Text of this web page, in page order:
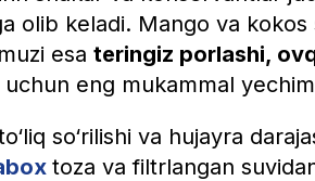
olib keladi. Mango va kokos
esa teringiz porlashi,
uchun eng mukammal
so‘rilishi va hujayra
toza va filtrlangan